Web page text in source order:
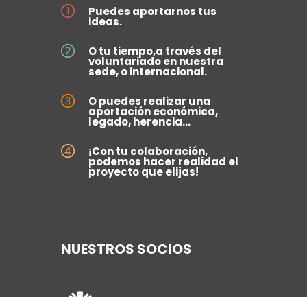
Puedes aportarnos tus
ideas.
O tu tiempo,a través del
voluntariado en nuestra
sede, o internacional.
O puedes realizar una
aportación económica,
legado, herencia...
¡Con tu colaboración,
podemos hacer realidad el
proyecto que elijas!
NUESTROS SOCIOS